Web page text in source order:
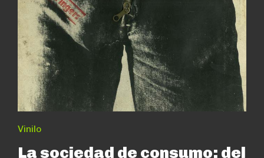
Vinilo
La sociedad de consumo: del